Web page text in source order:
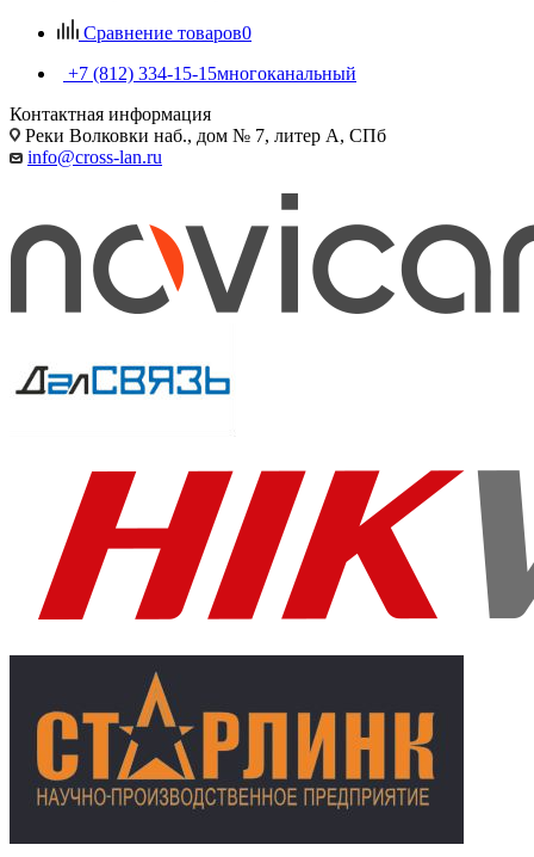
Сравнение товаров0
+7 (812) 334-15-15многоканальный
Контактная информация
Реки Волковки наб., дом № 7, литер А, СПб
info@cross-lan.ru